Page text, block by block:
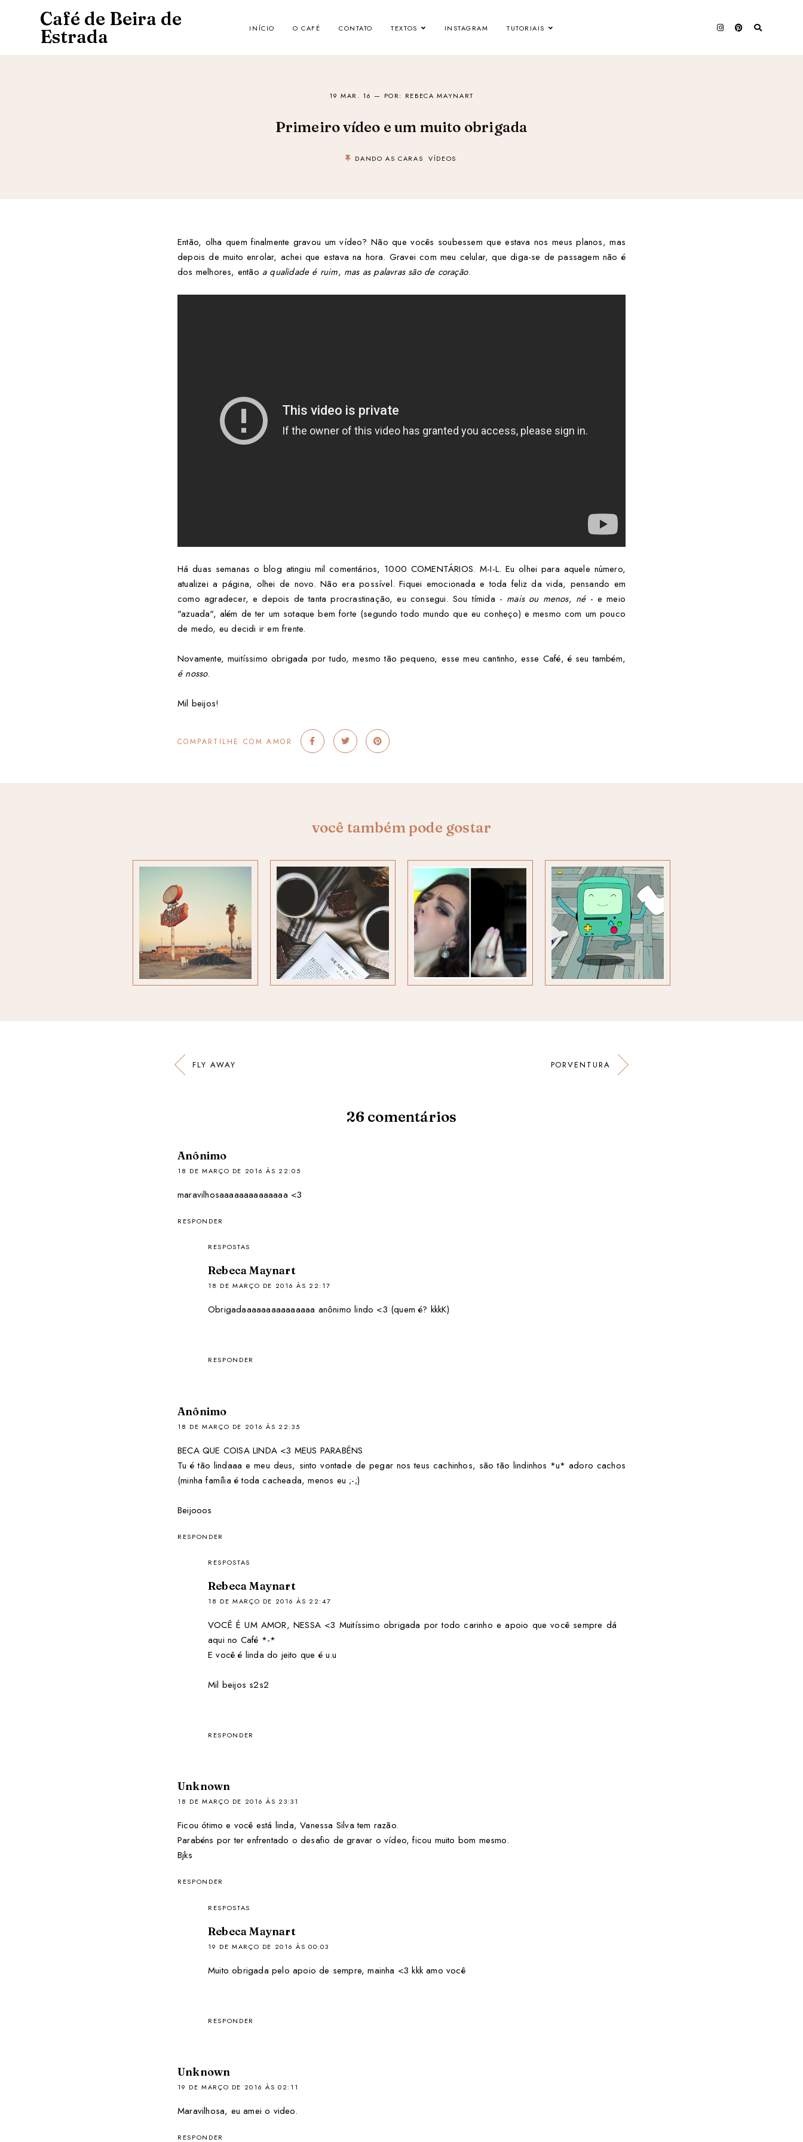
Café de Beira de
Estrada
INÍCIO O CAFÉ CONTATO TEXTOS INSTAGRAM TUTORIAIS
19 MAR. 16 — POR: REBECA MAYNART
Primeiro vídeo e um muito obrigada
DANDO AS CARAS VÍDEOS
Então, olha quem finalmente gravou um vídeo? Não que vocês soubessem que estava nos meus planos, mas
depois de muito enrolar, achei que estava na hora. Gravei com meu celular, que diga-se de passagem não é
dos melhores, então a qualidade é ruim, mas as palavras são de coração.
Há duas semanas o blog atingiu mil comentários, 1000 COMENTÁRIOS. M-I-L. Eu olhei para aquele número,
atualizei a página, olhei de novo. Não era possível. Fiquei emocionada e toda feliz da vida, pensando em
como agradecer, e depois de tanta procrastinação, eu consegui. Sou tímida - mais ou menos, né- e meio
"azuada", além de ter um sotaque bem forte (segundo todo mundo que eu conheço) e mesmo com um pouco
de medo, eu decidi ir em frente.
Novamente, muitíssimo obrigada por tudo, mesmo tão pequeno, esse meu cantinho, esse Café, é seu também,
é nosso.
Mil beijos!
COMPARTILHE COM AMOR
você também pode gostar
FLY AWAY PORVENTURA
26 comentários
Anônimo
18 DE MARÇO DE 2016 ÀS 22:05
maravilhosaaaaaaaaaaaaaa <3
RESPONDER
RESPOSTAS
Rebeca Maynart
18 DE MARÇO DE 2016 ÀS 22:17
Obrigadaaaaaaaaaaaaaaa anônimo lindo <3 (quem é? kkkK)
RESPONDER
Anônimo
18 DE MARÇO DE 2016 ÀS 22:35
BECA QUE COISA LINDA <3 MEUS PARABÉNS
Tu é tão lindaaa e meu deus, sinto vontade de pegar nos teus cachinhos, são tão lindinhos *u* adoro cachos
(minha família é toda cacheada, menos eu ;-;)
Beijooos
RESPONDER
RESPOSTAS
Rebeca Maynart
18 DE MARÇO DE 2016 ÀS 22:47
VOCÊ É UM AMOR, NESSA <3 Muitíssimo obrigada por todo carinho e apoio que você sempre dá
aqui no Café *-*
E você é linda do jeito que é u.u
Mil beijos s2s2
RESPONDER
Unknown
18 DE MARÇO DE 2016 ÀS 23:31
Ficou ótimo e você está linda, Vanessa Silva tem razão.
Parabéns por ter enfrentado o desafio de gravar o vídeo, ficou muito bom mesmo.
Bjks
RESPONDER
RESPOSTAS
Rebeca Maynart
19 DE MARÇO DE 2016 ÀS 00:03
Muito obrigada pelo apoio de sempre, mainha <3 kkk amo você
RESPONDER
Unknown
19 DE MARÇO DE 2016 ÀS 02:11
Maravilhosa, eu amei o video.
RESPONDER